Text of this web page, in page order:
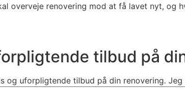
overveje renovering mod at få lavet nyt, og
tilbud på
og uforpligtende tilbud på din renovering.